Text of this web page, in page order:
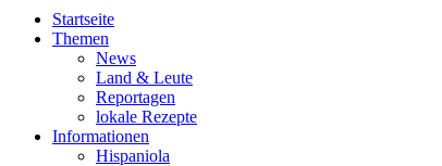
Startseite
Themen
News
Land & Leute
Reportagen
lokale Rezepte
Informationen
Hispaniola